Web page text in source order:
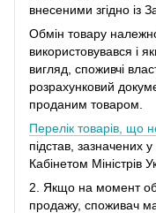
внесеними згідно
Обмін товару
використовувався і
вигляд, споживчі
розрахунковий
проданим товаром.
Перелік товарів, що
підстав, зазначених у
Кабінетом Міністрів
2. Якщо на момент
продажу, споживач